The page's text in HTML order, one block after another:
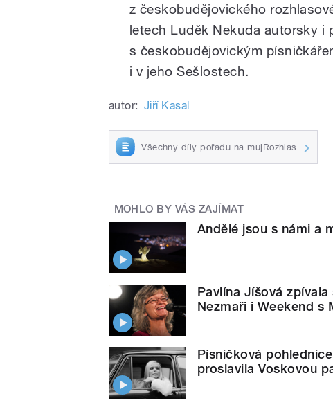
z českobudějovického
letech Luděk Nekuda autorsky i
s českobudějovickým
i v jeho Sešlostech.
autor: Jiří Kasal
Všechny díly pořadu na mujRozhlas
MOHLO BY VÁS ZAJÍMAT
Andělé jsou s námi a
Pavlína Jíšová
Nezmaři i Weekend s
Písničková
proslavila Voskovou